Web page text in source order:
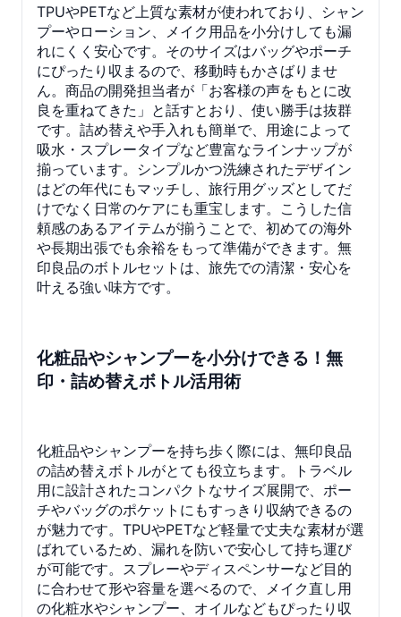
TPUやPETなど上質な素材が使われており、シャン
プーやローション、メイク用品を小分けしても漏
れにくく安心です。そのサイズはバッグやポーチ
にぴったり収まるので、移動時もかさばりませ
ん。商品の開発担当者が「お客様の声をもとに改
良を重ねてきた」と話すとおり、使い勝手は抜群
です。詰め替えや手入れも簡単で、用途によって
吸水・スプレータイプなど豊富なラインナップが
揃っています。シンプルかつ洗練されたデザイン
はどの年代にもマッチし、旅行用グッズとしてだ
けでなく日常のケアにも重宝します。こうした信
頼感のあるアイテムが揃うことで、初めての海外
や長期出張でも余裕をもって準備ができます。無
印良品のボトルセットは、旅先での清潔・安心を
叶える強い味方です。
化粧品やシャンプーを小分けできる！無
印・詰め替えボトル活用術
化粧品やシャンプーを持ち歩く際には、無印良品
の詰め替えボトルがとても役立ちます。トラベル
用に設計されたコンパクトなサイズ展開で、ポー
チやバッグのポケットにもすっきり収納できるの
が魅力です。TPUやPETなど軽量で丈夫な素材が選
ばれているため、漏れを防いで安心して持ち運び
が可能です。スプレーやディスペンサーなど目的
に合わせて形や容量を選べるので、メイク直し用
の化粧水やシャンプー、オイルなどもぴったり収